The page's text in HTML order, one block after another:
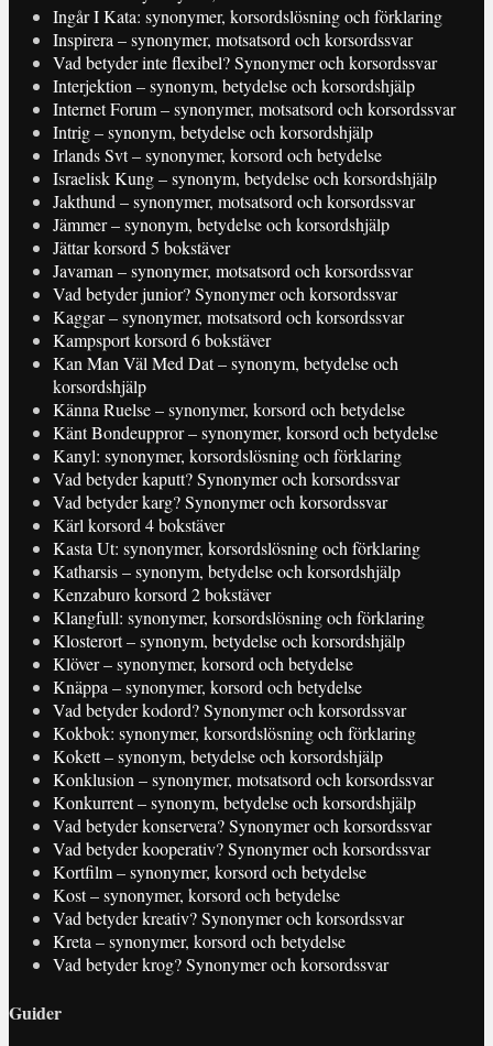
Ingår I Kata: synonymer, korsordslösning och förklaring
Inspirera – synonymer, motsatsord och korsordssvar
Vad betyder inte flexibel? Synonymer och korsordssvar
Interjektion – synonym, betydelse och korsordshjälp
Internet Forum – synonymer, motsatsord och korsordssvar
Intrig – synonym, betydelse och korsordshjälp
Irlands Svt – synonymer, korsord och betydelse
Israelisk Kung – synonym, betydelse och korsordshjälp
Jakthund – synonymer, motsatsord och korsordssvar
Jämmer – synonym, betydelse och korsordshjälp
Jättar korsord 5 bokstäver
Javaman – synonymer, motsatsord och korsordssvar
Vad betyder junior? Synonymer och korsordssvar
Kaggar – synonymer, motsatsord och korsordssvar
Kampsport korsord 6 bokstäver
Kan Man Väl Med Dat – synonym, betydelse och
korsordshjälp
Känna Ruelse – synonymer, korsord och betydelse
Känt Bondeuppror – synonymer, korsord och betydelse
Kanyl: synonymer, korsordslösning och förklaring
Vad betyder kaputt? Synonymer och korsordssvar
Vad betyder karg? Synonymer och korsordssvar
Kärl korsord 4 bokstäver
Kasta Ut: synonymer, korsordslösning och förklaring
Katharsis – synonym, betydelse och korsordshjälp
Kenzaburo korsord 2 bokstäver
Klangfull: synonymer, korsordslösning och förklaring
Klosterort – synonym, betydelse och korsordshjälp
Klöver – synonymer, korsord och betydelse
Knäppa – synonymer, korsord och betydelse
Vad betyder kodord? Synonymer och korsordssvar
Kokbok: synonymer, korsordslösning och förklaring
Kokett – synonym, betydelse och korsordshjälp
Konklusion – synonymer, motsatsord och korsordssvar
Konkurrent – synonym, betydelse och korsordshjälp
Vad betyder konservera? Synonymer och korsordssvar
Vad betyder kooperativ? Synonymer och korsordssvar
Kortfilm – synonymer, korsord och betydelse
Kost – synonymer, korsord och betydelse
Vad betyder kreativ? Synonymer och korsordssvar
Kreta – synonymer, korsord och betydelse
Vad betyder krog? Synonymer och korsordssvar
Guider